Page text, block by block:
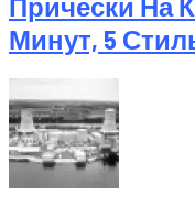
Прически На
Минут, 5